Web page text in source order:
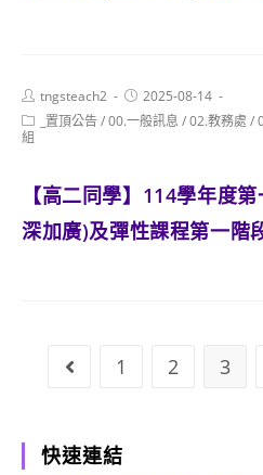
Post
author:
tngsteach2
Post
published:
2025-08-14
Post
category:
_置頂公告/00.一般訊息 /02.教務處 /
組
【高二同學】114學年度
深加廣)及彈性課程第一階
Go to the previous
1 2 3
快速連結